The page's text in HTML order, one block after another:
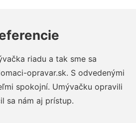
riadu a tak sme sa
opravar.sk. S odvedenými
spokojní. Umývačku opravili
sa nám aj prístup.